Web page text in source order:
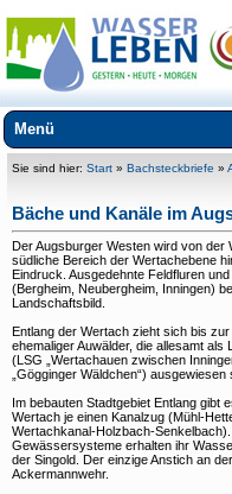
Menü
Über WasSerleben
Kurzfilme
Bachsteckbriefe
+
Stadtwald Augsburg
+
Innenstadt und Textilviertel
+
Augsburger Norden
+
Augsburger Westen
Kilianplan
Ausflüge
Sie sind hier: Start » Bachsteckbriefe »
Bäche und Kanäle im
Der Augsburger Westen wird von der
südliche Bereich der Wertachebene
Eindruck. Ausgedehnte Feldfluren
(Bergheim, Neubergheim, Inningen)
Landschaftsbild.
Entlang der Wertach zieht sich bis
ehemaliger Auwälder, die allesamt
(LSG „Wertachauen zwischen
„Gögginger Wäldchen“) ausgewiesen
Im bebauten Stadtgebiet Entlang gibt
Wertach je einen Kanalzug (Mühl-
Wertachkanal-Holzbach-
Gewässersysteme erhalten ihr
der Singold. Der einzige Anstich an
Ackermannwehr.